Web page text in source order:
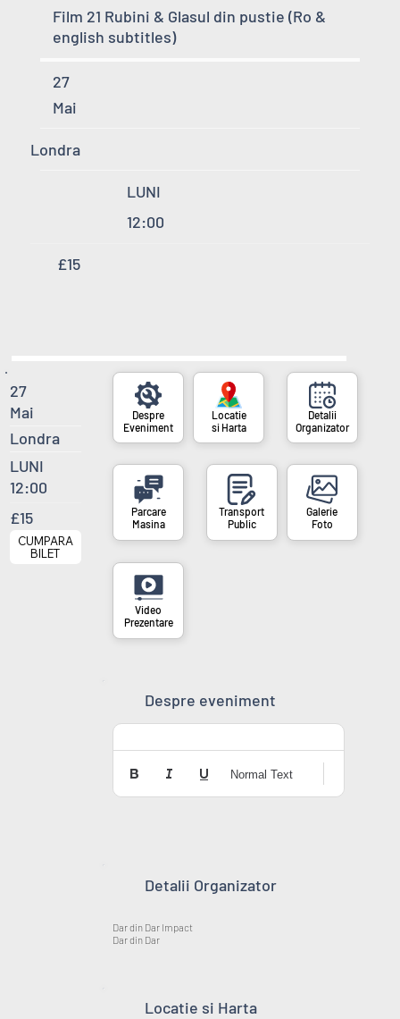
Film 21 Rubini & Glasul din pustie (Ro &
english subtitles)
27
Mai
Londra
LUNI
12:00
£15
Eveniment
Organizator
si Harta
Masina
Transport
Public
Galerie
Foto
Video
Prezentare
Despre eveniment
Normal Text
Detalii Organizator
Dar din Dar Impact
Dar din Dar
Locatie si Harta
27
Mai
Londra
LUNI
12:00
£15
CUMPARA
BILET